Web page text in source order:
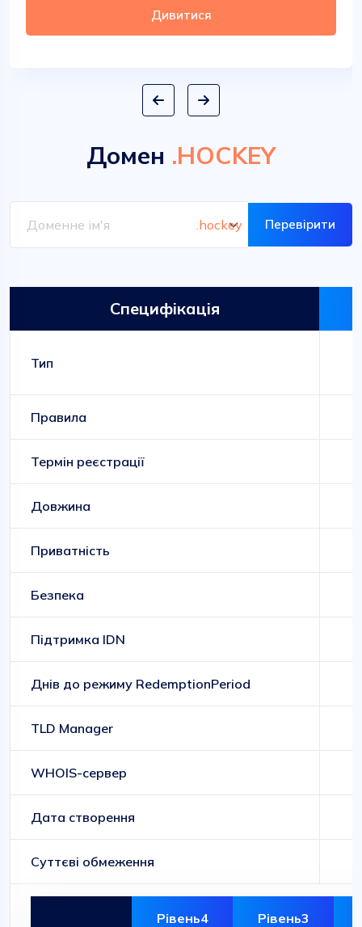
Дивитися
Домен .HOCKEY
Перевірити
Специфікація
Тип
Правила
Термін реєстрації
Довжина
Приватність
Безпека
Підтримка IDN
Днів до режиму RedemptionPeriod
TLD Manager
WHOIS-сервер
Дата створення
Суттєві обмеження
Рівень4
Рівень3